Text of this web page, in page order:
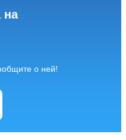
на
о ней!